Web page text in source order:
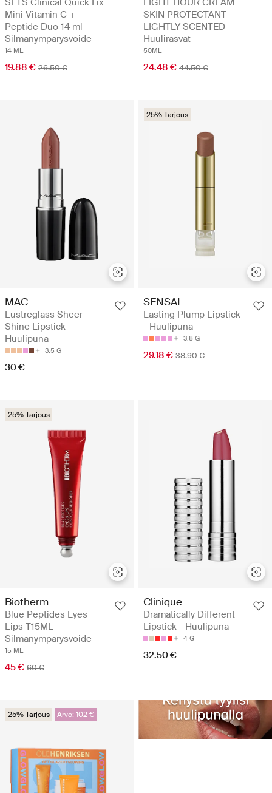
SETS Clinical Quick Fix
Mini Vitamin C +
Peptide Duo 14 ml -
Silmänympärysvoide
14 ML
19.88 € 26.50 €
EIGHT HOUR CREAM
SKIN PROTECTANT
LIGHTLY SCENTED -
Huulirasvat
50ML
24.48 € 44.50 €
MAC
Lustreglass Sheer
Shine Lipstick -
Huulipuna
3.5 G
30 €
25% Tarjous
SENSAI
Lasting Plump Lipstick
- Huulipuna
3.8 G
29.18 € 38.90 €
25% Tarjous
Biotherm
Blue Peptides Eyes
Lips T15ML -
Silmänympärysvoide
15 ML
45 € 60 €
Clinique
Dramatically Different
Lipstick - Huulipuna
4 G
32.50 €
25% Tarjous Arvo: 102 €